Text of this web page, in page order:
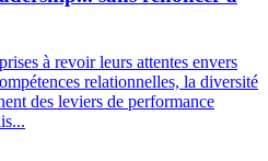
à revoir leurs attentes envers
relationnelles, la diversité
des leviers de performance